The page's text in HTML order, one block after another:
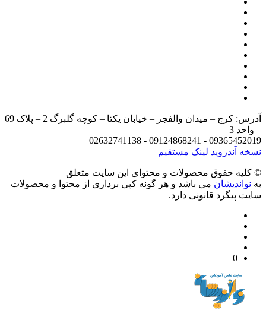
آدرس: کرج – میدان والفجر – خیابان یکتا – کوچه گلبرگ 2 – پلاک 69
3
09365452019 - 09124868241 -
آندرویدلینک مستقیم
حقوق محصولات و محتوای اين سایت متعلق
می باشد و هر گونه کپی برداری از محتوا و محصولات
پیگرد قانونی دارد.